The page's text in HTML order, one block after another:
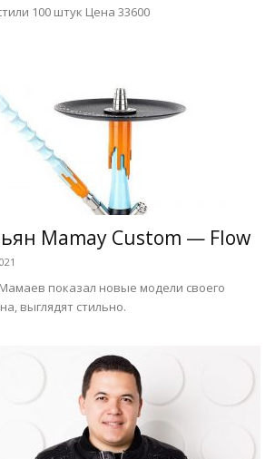
100 штук Цена 33600
Mamay Custom — Flow
показал новые модели своего
выглядят стильно.